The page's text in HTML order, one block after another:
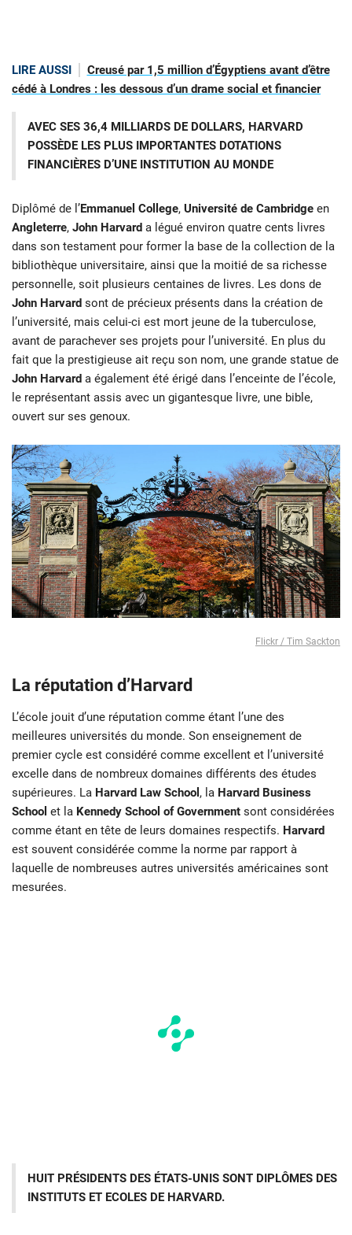
LIRE AUSSI
Creusé par 1,5 million d’Égyptiens avant d’être
cédé à Londres : les dessous d’un drame social et financier
AVEC SES 36,4 MILLIARDS DE DOLLARS, HARVARD
POSSÈDE LES PLUS IMPORTANTES DOTATIONS
FINANCIÈRES D’UNE INSTITUTION AU MONDE
Diplômé de l’Emmanuel College, Université de Cambridge en
Angleterre, John Harvard a légué environ quatre cents livres
dans son testament pour former la base de la collection de la
bibliothèque universitaire, ainsi que la moitié de sa richesse
personnelle, soit plusieurs centaines de livres. Les dons de
John Harvard sont de précieux présents dans la création de
l’université, mais celui-ci est mort jeune de la tuberculose,
avant de parachever ses projets pour l’université. En plus du
fait que la prestigieuse ait reçu son nom, une grande statue de
John Harvard a également été érigé dans l’enceinte de l’école,
le représentant assis avec un gigantesque livre, une bible,
ouvert sur ses genoux.
Flickr / Tim Sackton
La réputation d’Harvard
L’école jouit d’une réputation comme étant l’une des
meilleures universités du monde. Son enseignement de
premier cycle est considéré comme excellent et l’université
excelle dans de nombreux domaines différents des études
supérieures. La Harvard Law School , la Harvard Business
School et la Kennedy School of Government sont considérées
comme étant en tête de leurs domaines respectifs. Harvard
est souvent considérée comme la norme par rapport à
laquelle de nombreuses autres universités américaines sont
mesurées.
HUIT PRÉSIDENTS DES ÉTATS-UNIS SONT DIPLÔMES DES
INSTITUTS ET ECOLES DE HARVARD.